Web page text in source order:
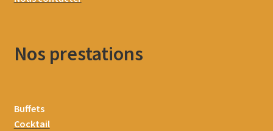
Nos prestations
Buffets
Cocktail